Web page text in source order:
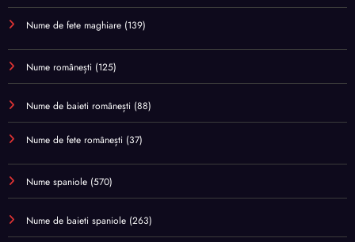
Nume de fete maghiare (139)
Nume românești (125)
Nume de baieti românești (88)
Nume de fete românești (37)
Nume spaniole (570)
Nume de baieti spaniole (263)